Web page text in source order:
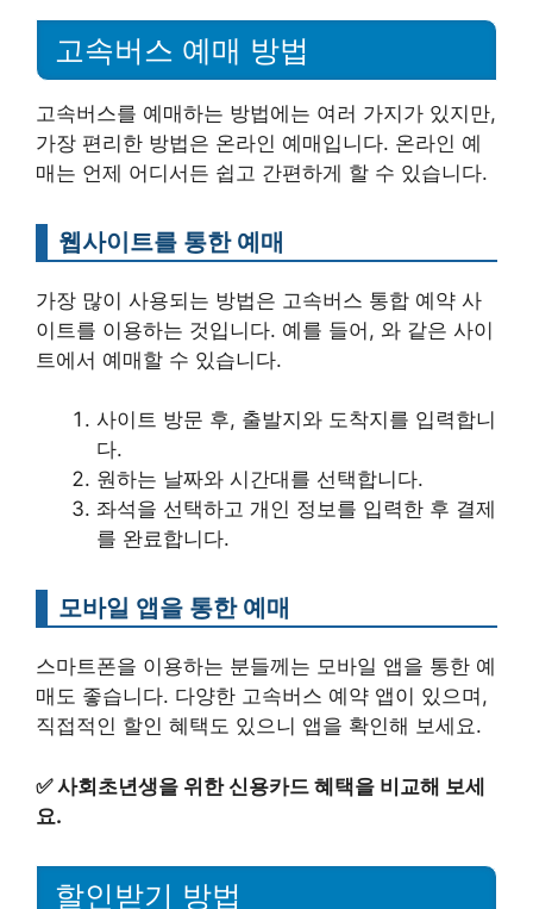
고속버스 예매 방법
고속버스를 예매하는 방법에는 여러 가지가 있지만,
가장 편리한 방법은 온라인 예매입니다. 온라인 예
매는 언제 어디서든 쉽고 간편하게 할 수 있습니다.
웹사이트를 통한 예매
가장 많이 사용되는 방법은 고속버스 통합 예약 사
이트를 이용하는 것입니다. 예를 들어, 와 같은 사이
트에서 예매할 수 있습니다.
사이트 방문 후, 출발지와 도착지를 입력합니
다.
원하는 날짜와 시간대를 선택합니다.
좌석을 선택하고 개인 정보를 입력한 후 결제
를 완료합니다.
모바일 앱을 통한 예매
스마트폰을 이용하는 분들께는 모바일 앱을 통한 예
매도 좋습니다. 다양한 고속버스 예약 앱이 있으며,
직접적인 할인 혜택도 있으니 앱을 확인해 보세요.
✅사회초년생을 위한 신용카드 혜택을 비교해 보세
요.
할인받기 방법